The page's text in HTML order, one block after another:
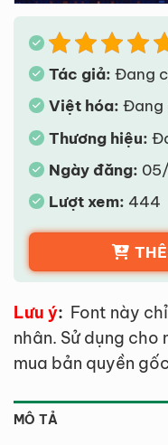
Tác giả: Đang
Việt hóa: Đang
Thương hiệu:
Ngày đăng:
Lượt xem: 444
Lưu ý: Font này
nhân. Sử dụng cho
mua bản quyền
MÔ TẢ